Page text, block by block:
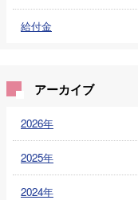
給付金
アーカイブ
2026年
2025年
2024年